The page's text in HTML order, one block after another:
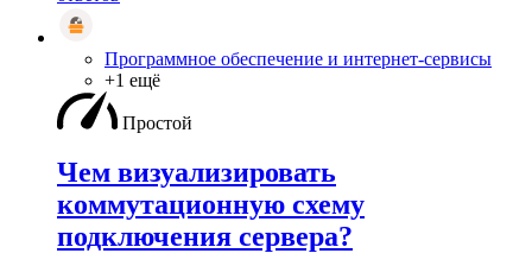
Программное обеспечение и интернет-сервисы
+1 ещё
Простой
Чем визуализировать
коммутационную схему
подключения сервера?